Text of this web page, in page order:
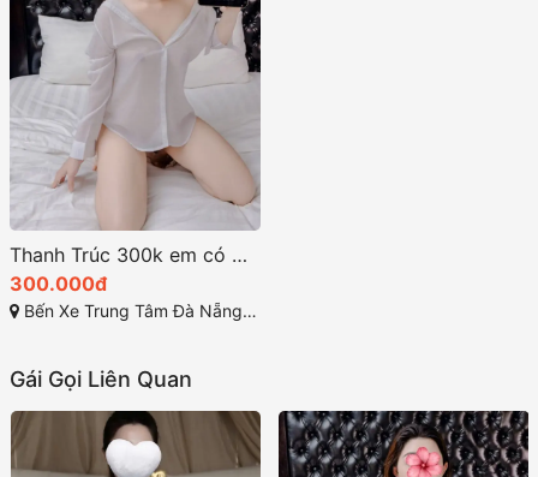
Thanh Trúc 300k em có một vẻ đẹp thật sự cuốn hút
300.000đ
Bến Xe Trung Tâm Đà Nẵng, Tôn Đức Thắng, Liên Chiểu, Đà Nẵng
Gái Gọi Liên Quan